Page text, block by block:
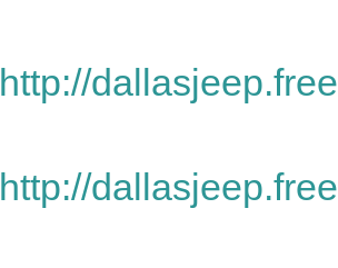
http://
http://